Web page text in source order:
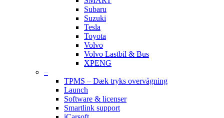
Subaru
Suzuki
Tesla
Toyota
Volvo
Volvo Lastbil & Bus
XPENG
–
TPMS – Dæk tryks overvågning
Launch
Software & licenser
Smartlink support